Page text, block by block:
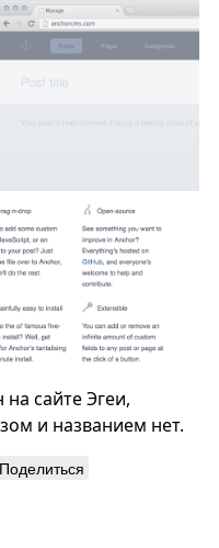
сайте Эгеи,
и названием нет.
Поделиться